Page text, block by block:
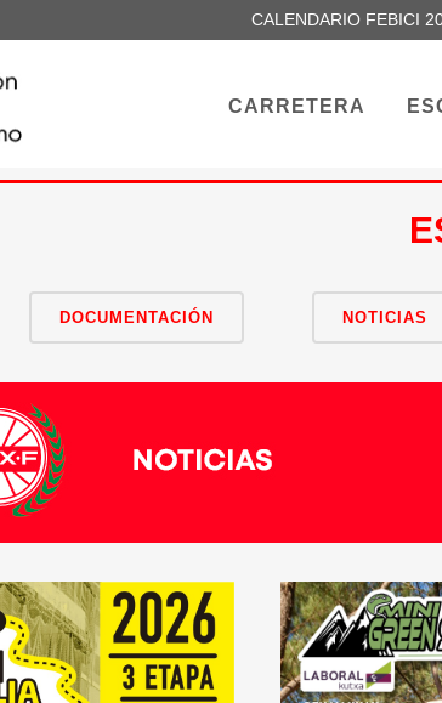
CALENDARIO FEBICI
CARRETERA
DOCUMENTACIÓN NOTICIAS